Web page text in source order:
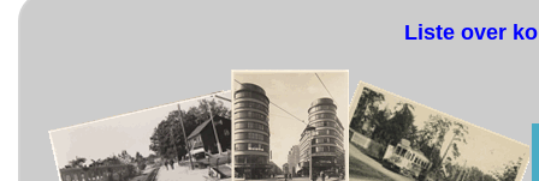
Liste over